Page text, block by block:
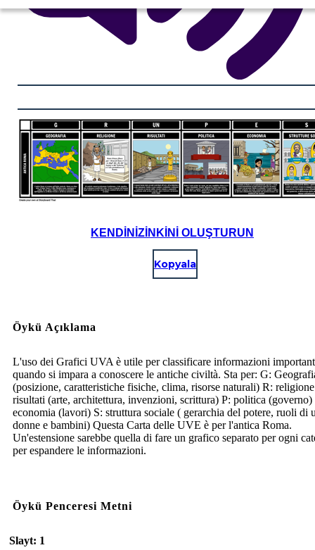
KENDINIZINKINI OLUŞTURUN
Kopyala
Öykü Açıklama
L'uso dei Grafici UVA è utile per classificare informazioni
quando si impara a conoscere le antiche civiltà. Sta per: G:
(posizione, caratteristiche fisiche, clima, risorse naturali) R:
risultati (arte, architettura, invenzioni, scrittura) P: politica (governo)
economia (lavori) S: struttura sociale ( gerarchia del potere, ruoli di
donne e bambini) Questa Carta delle UVE è per l'antica Roma.
Un'estensione sarebbe quella di fare un grafico separato per ogni
per espandere le informazioni.
Öykü Penceresi Metni
Slayt: 1